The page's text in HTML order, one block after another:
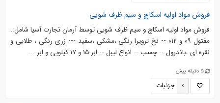
فروش مواد اولیه اسکاچ و سیم ظرف شویی
فروش مواد اولیه اسکاچ و سیم ظرف شویی توسط آرمان تجارت آسیا شامل:.
مفتول ۰۹ و ۰۱۲ -- نخ ترویرا رنگی ،مشکی ،سفید --- زری رنگی ، طلایی و
نقره ای ،باندرول -- چسب -- انواع لیبل -- ابر ۱۵ و ۱۷ کیلویی و ابر ...
5 دقیقه پیش
جزئیات